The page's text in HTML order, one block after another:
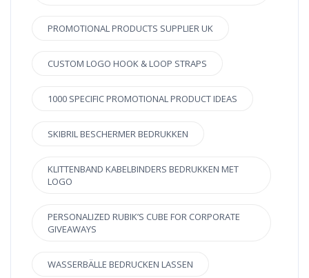
PROMOTIONAL PRODUCTS SUPPLIER UK
CUSTOM LOGO HOOK & LOOP STRAPS
1000 SPECIFIC PROMOTIONAL PRODUCT IDEAS
SKIBRIL BESCHERMER BEDRUKKEN
KLITTENBAND KABELBINDERS BEDRUKKEN MET
LOGO
PERSONALIZED RUBIK’S CUBE FOR CORPORATE
GIVEAWAYS
WASSERBÄLLE BEDRUCKEN LASSEN